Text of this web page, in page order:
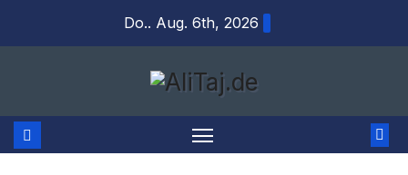
Do.. Aug. 6th, 2026